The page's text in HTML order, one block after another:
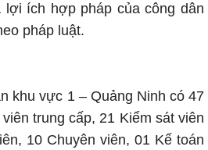
lợi ích hợp pháp của công dân
pháp luật.
khu vực 1 – Quảng Ninh có 47
trung cấp, 21 Kiểm sát viên
10 Chuyên viên, 01 Kế toán